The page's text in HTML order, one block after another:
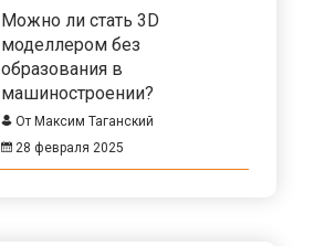
Можно ли стать 3D
моделлером без
образования в
машиностроении?
От Максим Таганский
28 февраля 2025